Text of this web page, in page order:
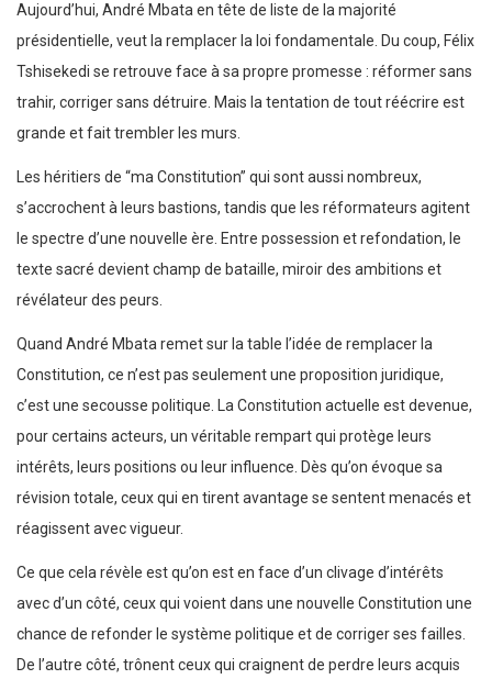
Aujourd’hui, André Mbata en tête de liste de la majorité
présidentielle, veut la remplacer la loi fondamentale. Du coup, Félix
Tshisekedi se retrouve face à sa propre promesse : réformer sans
trahir, corriger sans détruire. Mais la tentation de tout réécrire est
grande et fait trembler les murs.
Les héritiers de “ma Constitution” qui sont aussi nombreux,
s’accrochent à leurs bastions, tandis que les réformateurs agitent
le spectre d’une nouvelle ère. Entre possession et refondation, le
texte sacré devient champ de bataille, miroir des ambitions et
révélateur des peurs.
Quand André Mbata remet sur la table l’idée de remplacer la
Constitution, ce n’est pas seulement une proposition juridique,
c’est une secousse politique. La Constitution actuelle est devenue,
pour certains acteurs, un véritable rempart qui protège leurs
intérêts, leurs positions ou leur influence. Dès qu’on évoque sa
révision totale, ceux qui en tirent avantage se sentent menacés et
réagissent avec vigueur.
Ce que cela révèle est qu’on est en face d’un clivage d’intérêts
avec d’un côté, ceux qui voient dans une nouvelle Constitution une
chance de refonder le système politique et de corriger ses failles.
De l’autre côté, trônent ceux qui craignent de perdre leurs acquis